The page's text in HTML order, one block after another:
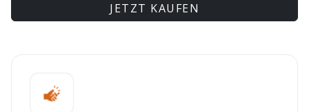
JETZT KAUFEN